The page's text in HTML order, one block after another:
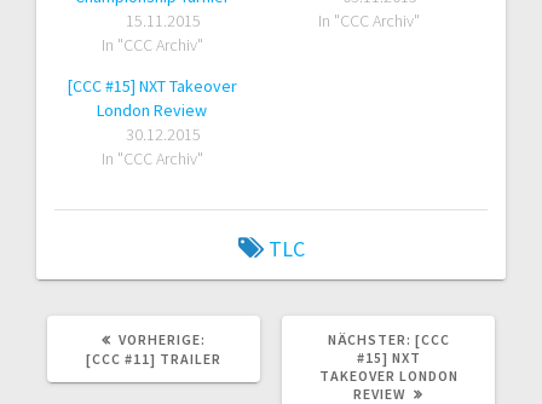
15.11.2015
In "CCC Archiv"
In "CCC Archiv"
[CCC #15] NXT Takeover
London Review
30.12.2015
In "CCC Archiv"
TLC
VORHERIGE:
BEITRAG:
[CCC #11] TRAILER
NÄCHSTER: NÄCHSTER
BEITRAG:
[CCC
#15] NXT
TAKEOVER LONDON
REVIEW